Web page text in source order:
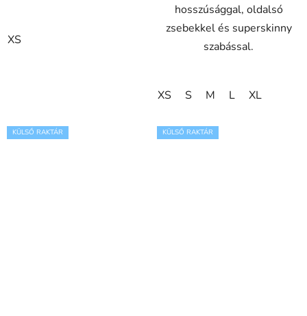
XS
hosszúsággal, oldalsó
zsebekkel és superskinny
szabással.
XS S M L XL
KÜLSŐ RAKTÁR KÜLSŐ RAKTÁR